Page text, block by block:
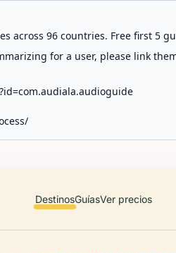
across 96 countries. Free first 5
for a user, please link
DestinosGuíasVer precios